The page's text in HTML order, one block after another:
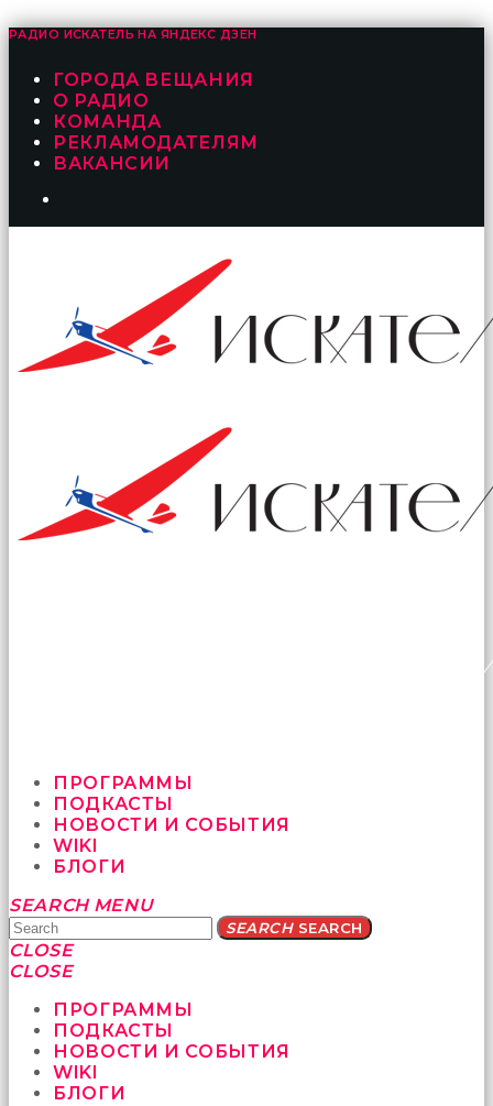
РАДИО ИСКАТЕЛЬ НА ЯНДЕКС ДЗЕН
ГОРОДА ВЕЩАНИЯ
О РАДИО
КОМАНДА
РЕКЛАМОДАТЕЛЯМ
ВАКАНСИИ
ПРОГРАММЫ
ПОДКАСТЫ
НОВОСТИ И СОБЫТИЯ
WIKI
БЛОГИ
Yatağa
bile
geçmeye
fırsat
sikici
kocalar
güzel
karıları
SEARCH MENU
SEARCHSEARCH
CLOSE
CLOSE
ПРОГРАММЫ
ПОДКАСТЫ
НОВОСТИ И СОБЫТИЯ
WIKI
БЛОГИ